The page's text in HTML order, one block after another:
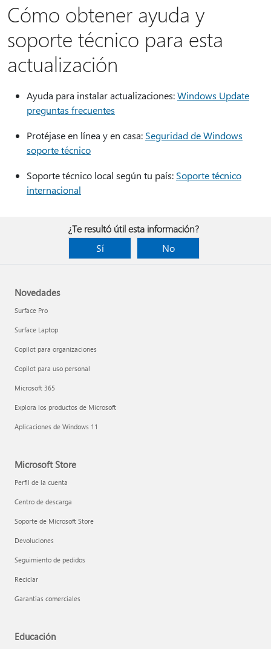
Cómo obtener ayuda y
soporte técnico para esta
actualización
Ayuda para instalar actualizaciones:Windows Update
preguntas frecuentes
Protéjase en línea y en casa: Seguridad de Windows
soporte técnico
Soporte técnico local según tu país: Soporte técnico
internacional
¿Te resultó útil esta información?
Sí
No
Novedades
Surface Pro
Surface Laptop
Copilot para organizaciones
Copilot para uso personal
Microsoft 365
Explora los productos de Microsoft
Aplicaciones de Windows 11
Microsoft Store
Perfil de la cuenta
Centro de descarga
Soporte de Microsoft Store
Devoluciones
Seguimiento de pedidos
Reciclar
Garantías comerciales
Educación